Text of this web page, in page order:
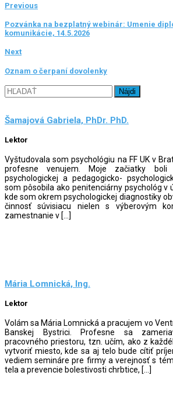
Previous
Pozvánka na bezplatný webinár: Umenie
komunikácie, 14.5.2026
Next
Oznam o čerpaní dovolenky
Hľadať:
Šamajová Gabriela, PhDr. PhD.
Lektor
Vyštudovala som psychológiu na FF UK v
profesne venujem. Moje začiatky boli
psychologickej a pedagogicko-
som pôsobila ako penitenciárny psychológ v
kde som okrem psychologickej diagnostiky
činnosť súvisiacu nielen s výberovým
zamestnanie v […]
Mária Lomnická, Ing.
Lektor
Volám sa Mária Lomnická a pracujem vo
Banskej Bystrici. Profesne sa
pracovného priestoru, tzn. učím, ako z
vytvoriť miesto, kde sa aj telo bude cítiť
vediem semináre pre firmy a verejnosť s
tela a prevencie bolestivosti chrbtice, […]